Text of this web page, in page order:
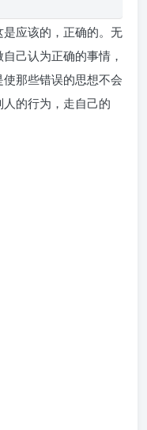
应该的，正确的。无
己认为正确的事情，
那些错误的思想不会
的行为，走自己的